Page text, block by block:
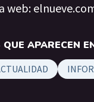
web:
APARECEN